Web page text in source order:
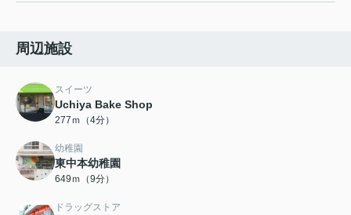
周辺施設
スイーツ
Uchiya Bake Shop
277ｍ（4分）
幼稚園
東中本幼稚園
649ｍ（9分）
ドラッグストア